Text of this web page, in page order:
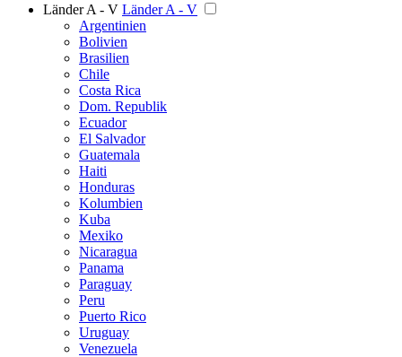
Länder A - V Länder A - V
Argentinien
Bolivien
Brasilien
Chile
Costa Rica
Dom. Republik
Ecuador
El Salvador
Guatemala
Haiti
Honduras
Kolumbien
Kuba
Mexiko
Nicaragua
Panama
Paraguay
Peru
Puerto Rico
Uruguay
Venezuela